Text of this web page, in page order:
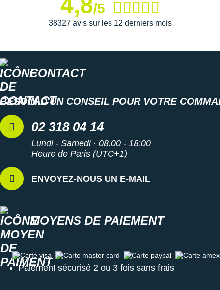
4,8/5
38327 avis sur les 12 derniers mois
CONTACT
BESOIN D'UN CONSEIL POUR VOTRE
02 318 04 14
Lundi - Samedi · 08:00 - 18:00
Heure de Paris (UTC+1)
ENVOYEZ-NOUS UN E-MAIL
MOYENS DE PAIEMENT
Carte visa Carte master card Carte paypal Carte amex
Paiement sécurisé 2 ou 3 fois sans frais